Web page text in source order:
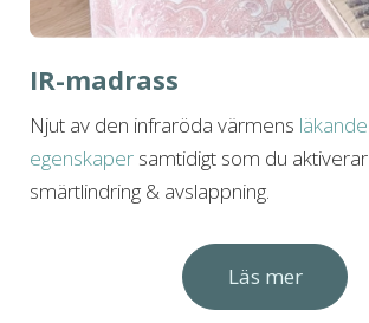
IR-madrass
Njut av den infraröda värmens läkande
egenskaper samtidigt som du aktiverar
smärtlindring & avslappning.
Läs mer